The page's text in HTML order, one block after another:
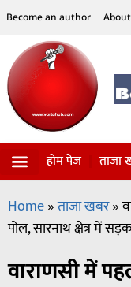
Become an author
होम पेज ताजा
Home»ताजा खबर»
पोल, सारनाथ क्षेत्र में
वाराणसी में